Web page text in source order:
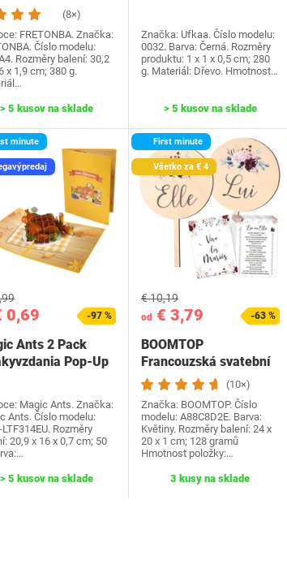
dosiek,(8×)
FRETONBA. Značka:
Číslo modelu:
Rozměry balení: 30,2
x 1,9 cm; 380 g.
> 5 kusov na sklade
Značka: Ufkaa. Číslo modelu:
0032. Barva: Černá. Rozměry
produktu: 1 x 1 x 0,5 cm; 280
g. Materiál: Dřevo. Hmotnost…
> 5 kusov na sklade
minute
0,69 -97 %
Ants 2 Pack
Pop-Up
Magic Ants. Značka:
Ants. Číslo modelu:
Rozměry
20,9 x 16 x 0,7 cm; 50
> 5 kusov na sklade
First minute
Všetko za € 4
od€ 3,79
€ 10,19
-63 %
BOOMTOP
Francouzská svatební
hra Dřevěná cedulka a
kvízové…
(10×)
Značka: BOOMTOP. Číslo
modelu: A88C8D2E. Barva:
Květiny. Rozměry balení: 24 x
20 x 1 cm; 128 gramů
Hmotnost položky:…
3 kusy na sklade